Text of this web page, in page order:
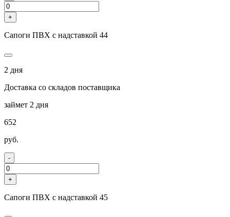
+
Сапоги ПВХ с надставкой 44
2 дня
Доставка со складов поставщика
займет 2 дня
652
руб.
-
+
Сапоги ПВХ с надставкой 45